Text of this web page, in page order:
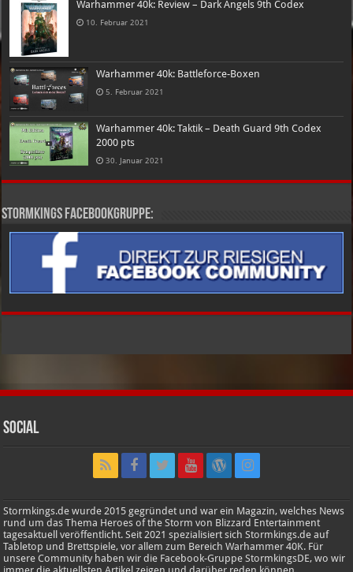
Warhammer 40k: Review – Dark Angels 9th Codex
10. Februar 2021
Warhammer 40k: Battleforce-Boxen
5. Februar 2021
Warhammer 40k: Taktik – Death Guard 9th Codex
2000 pts
30. Januar 2021
Stormkings Facebookgruppe:
Social
Stormkings.de wurde 2015 gegründet und war ein Magazin, welches News
rund um das Thema Heroes of the Storm von Blizzard Entertainment
tagesaktuell veröffentlicht. Seit 2021 spezialisiert sich Stormkings.de auf
Tabletop und Brettspiele, vor allem zum Bereich Warhammer 40K. Für
unsere Community haben wir die Facebook-Gruppe StormkingsDE, wo wir